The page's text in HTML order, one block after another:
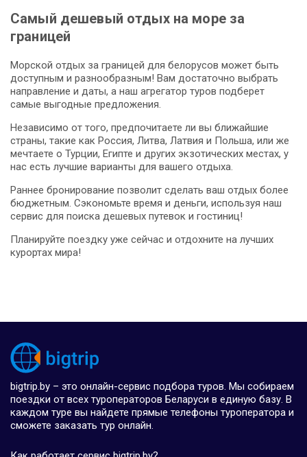
Самый дешевый отдых на море за
границей
Морской отдых за границей для белорусов может быть
доступным и разнообразным! Вам достаточно выбрать
направление и даты, а наш агрегатор туров подберет
самые выгодные предложения.
Независимо от того, предпочитаете ли вы ближайшие
страны, такие как Россия, Литва, Латвия и Польша, или же
мечтаете о Турции, Египте и других экзотических местах, у
нас есть лучшие варианты для вашего отдыха.
Раннее бронирование позволит сделать ваш отдых более
бюджетным. Сэкономьте время и деньги, используя наш
сервис для поиска дешевых путевок и гостиниц!
Планируйте поездку уже сейчас и отдохните на лучших
курортах мира!
bigtrip.by – это онлайн-сервис подбора туров. Мы собираем
поездки от всех туроператоров Беларуси в единую базу. В
каждом туре вы найдете прямые телефоны туроператора и
сможете заказать тур онлайн.